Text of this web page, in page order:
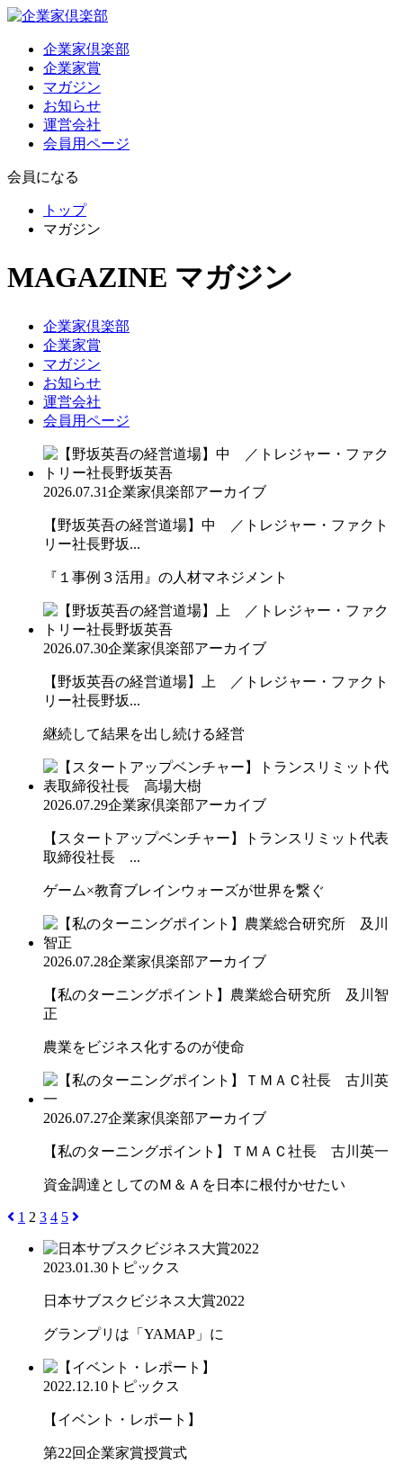
企業家倶楽部
企業家賞
マガジン
お知らせ
運営会社
会員用ページ
会員になる
トップ
マガジン
MAGAZINE マガジン
企業家倶楽部
企業家賞
マガジン
お知らせ
運営会社
会員用ページ
2026.07.31企業家倶楽部アーカイブ
【野坂英吾の経営道場】中 ／トレジャー・ファクト
リー社長野坂...
『１事例３活用』の人材マネジメント
2026.07.30企業家倶楽部アーカイブ
【野坂英吾の経営道場】上 ／トレジャー・ファクト
リー社長野坂...
継続して結果を出し続ける経営
2026.07.29企業家倶楽部アーカイブ
【スタートアップベンチャー】トランスリミット代表
取締役社長 ...
ゲーム×教育ブレインウォーズが世界を繋ぐ
2026.07.28企業家倶楽部アーカイブ
【私のターニングポイント】農業総合研究所 及川智
正
農業をビジネス化するのが使命
2026.07.27企業家倶楽部アーカイブ
【私のターニングポイント】ＴＭＡＣ社長 古川英一
資金調達としてのＭ＆Ａを日本に根付かせたい
1 2 3 4 5
2023.01.30 トピックス
日本サブスクビジネス大賞2022
グランプリは「YAMAP」に
2022.12.10 トピックス
【イベント・レポート】
第22回企業家賞授賞式